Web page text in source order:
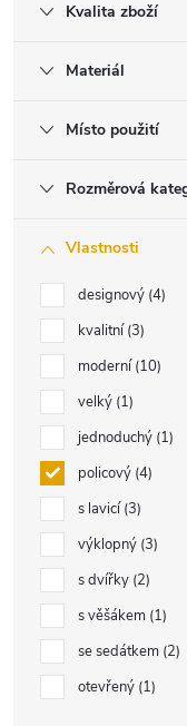
Kvalita zboží
Materiál
Místo použití
Rozměrová
Vlastnosti
designový 4
kvalitní 3
moderní 10
velký 1
jednoduchý 1
policový 4
s lavicí 3
výklopný 3
s dvířky 2
s věšákem 1
se sedátkem 2
otevřený 1